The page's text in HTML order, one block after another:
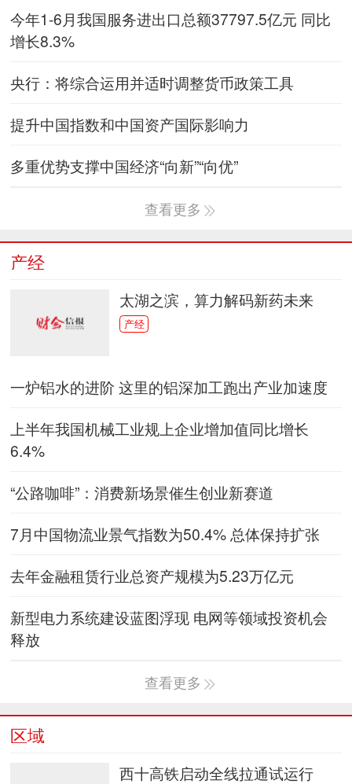
今年1-6月我国服务进出口总额37797.5亿元 同比
增长8.3%
央行：将综合运用并适时调整货币政策工具
提升中国指数和中国资产国际影响力
多重优势支撑中国经济“向新”“向优”
查看更多
产经
太湖之滨，算力解码新药未来
产经
一炉铝水的进阶 这里的铝深加工跑出产业加速度
上半年我国机械工业规上企业增加值同比增长
6.4%
“公路咖啡”：消费新场景催生创业新赛道
7月中国物流业景气指数为50.4% 总体保持扩张
去年金融租赁行业总资产规模为5.23万亿元
新型电力系统建设蓝图浮现 电网等领域投资机会
释放
查看更多
区域
西十高铁启动全线拉通试运行